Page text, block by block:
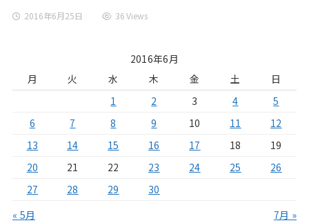
2016年6月25日 36 Views
2016年6月
月
火 水 木 金 土
日
1
2 3 4
5
6
7 8 9 10 11
12
13
14 15 16 17 18
19
20
21 22 23 24 25
26
27
28 29
30
« 5月
7月 »